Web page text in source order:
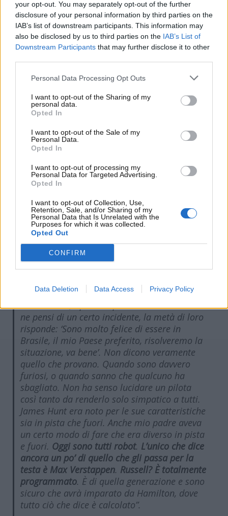
your opt-out. You may separately opt-out of the further
disclosure of your personal information by third parties on the
IAB’s list of downstream participants. This information may
also be disclosed by us to third parties on the IAB’s List of
Downstream Participants that may further disclose it to other
Personal Data Processing Opt Outs
I want to opt-out of the Sharing of my
personal data.
Opted In
I want to opt-out of the Sale of my
Personal Data.
Opted In
I want to opt-out of processing my
Personal Data for Targeted Advertising.
Opted In
I want to opt-out of Collection, Use,
Retention, Sale, and/or Sharing of my
Personal Data that Is Unrelated with the
Purposes for which it was collected.
Opted Out
CONFIRM
Data Deletion Data Access Privacy Policy
Formula E critica anche gli attuali piloti presenti
nelcircus.
Formula Uno, Verstappen unico esente da critiche –
Le parole del figlio del tre volte campione del mondo
in Formula Uno rilasciate al podcast
Questa nuova generazione di piloti deve
essere un attore quando si tratta di fare
un’intervista, quando qualcuno ti chiede cosa
ne pensi di un certo incidente, la metà di loro
risponde: ‘Sono molto felice di essere in
Brasile, il mio Paese preferito, risolveremo la
situazione, va bene’. Non dicono veramente
quello che provano. Quando sono davvero
furiosi, o quando sanno che qualcuno ha
sbagliato. Non ha senso lucidare un pilota
così tanto da renderlo solo simpatico a tutti.
James Hunt era noto per le sue caratteristiche
sia in pista che fuori. Anche mio padre aveva
un certo modo di fare che era diverso in pista
e fuori. Oggi sono tutti robot. L’unico che dice
ancora un po’ di quello che gli passa per la
testa è Max Verstappen. Russell? È totalmente
programmato. È di quella generazione e sono
sicuro che avrà imparato da Hamilton, dove
tutto ciò che dice è calcolato”.